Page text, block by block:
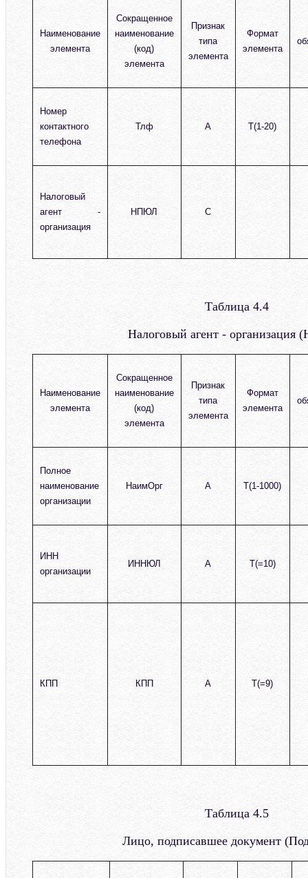
Наименование
элемента
Сокращенное
наименование
(код)
элемента
Признак
типа
элемента
Формат
элемента
Номер
контактного
телефона
Тлф А T(1-20)
Налоговый
агент -
организация
НПЮЛ С
Таблица 4.4
Налоговый агент -
Наименование
элемента
Сокращенное
наименование
(код)
элемента
Признак
типа
элемента
Формат
элемента
Полное
наименование
организации
НаимОрг А T(1-1000)
ИНН
организации
ИННЮЛ А T(=10)
КПП КПП А T(=9)
Таблица 4.5
Лицо, подписавшее документ